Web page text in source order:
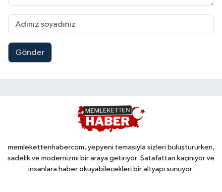
Gönder
memlekettenhabercom, yepyeni temasıyla sizleri buluştururken,
sadelik ve modernizmi bir araya getiriyor. Şatafattan kaçınıyor ve
insanlara haber okuyabilecekleri bir altyapı sunuyor.